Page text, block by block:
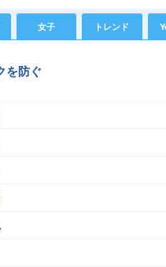
女子 トレンド
を防ぐ